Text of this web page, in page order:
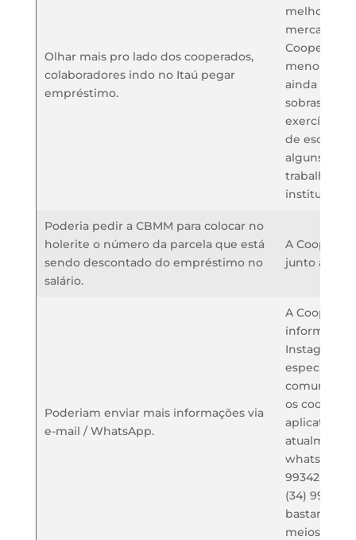
Olhar mais pro lado dos cooperados,
colaboradores indo no Itaú pegar
empréstimo.
melhores
mercado
menores
ainda
sobras no
exercício.
de escolha
alguns
trabalhar
instituições
Poderia pedir a CBMM para colocar no
holerite o número da parcela que está
sendo descontado do empréstimo no
salário.
A
junto a
Poderiam enviar mais informações via
e-mail / WhatsApp.
A
Instagram .
específico
os
aplicativo.
atualmente
whatsapp:
99342-8656
(34) 99206-
bastante
meios de